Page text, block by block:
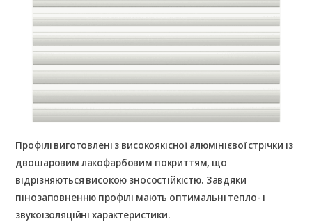
Профілі виготовлені з високоякісної алюмінієвої стрічки із
двошаровим лакофарбовим покриттям, що
відрізняються високою зносостійкістю. Завдяки
пінозаповненню профілі мають оптимальні тепло- і
звукоізоляційні характеристики.